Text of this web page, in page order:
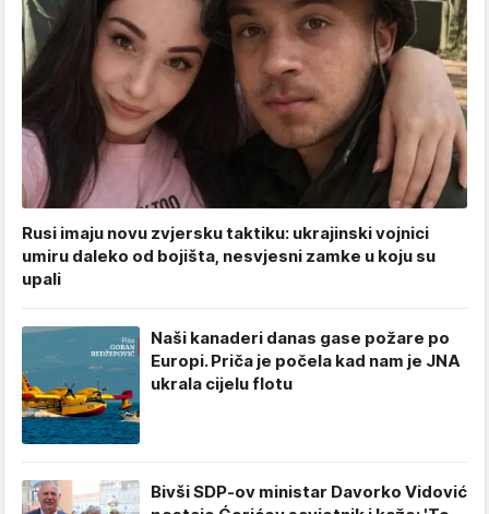
Rusi imaju novu zvjersku taktiku: ukrajinski vojnici
umiru daleko od bojišta, nesvjesni zamke u koju su
upali
Naši kanaderi danas gase požare po
Europi. Priča je počela kad nam je JNA
ukrala cijelu flotu
Bivši SDP-ov ministar Davorko Vidović